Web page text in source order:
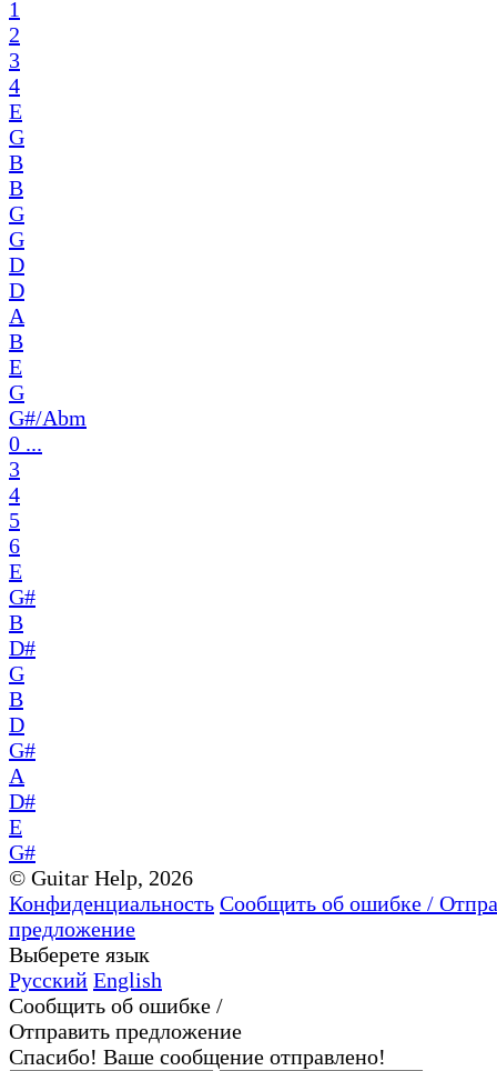
1
2
3
4
E
G
B
B
G
G
D
D
A
B
E
G
G#/Abm
0 ...
3
4
5
6
E
G#
B
D#
G
B
D
G#
A
D#
E
G#
© Guitar Help, 2026
Конфиденциальность Сообщить об ошибке /
предложение
Выберете язык
Русский English
Сообщить об ошибке /
Отправить предложение
Спасибо! Ваше сообщение отправлено!